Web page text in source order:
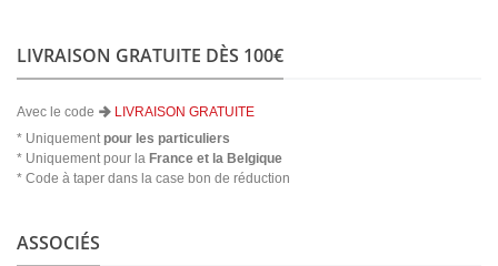
LIVRAISON GRATUITE DÈS 100€
Avec le code
LIVRAISON GRATUITE
* Uniquementpour les particuliers
* Uniquement pour la France et la Belgique
* Code à taper dans la case bon de réduction
ASSOCIÉS